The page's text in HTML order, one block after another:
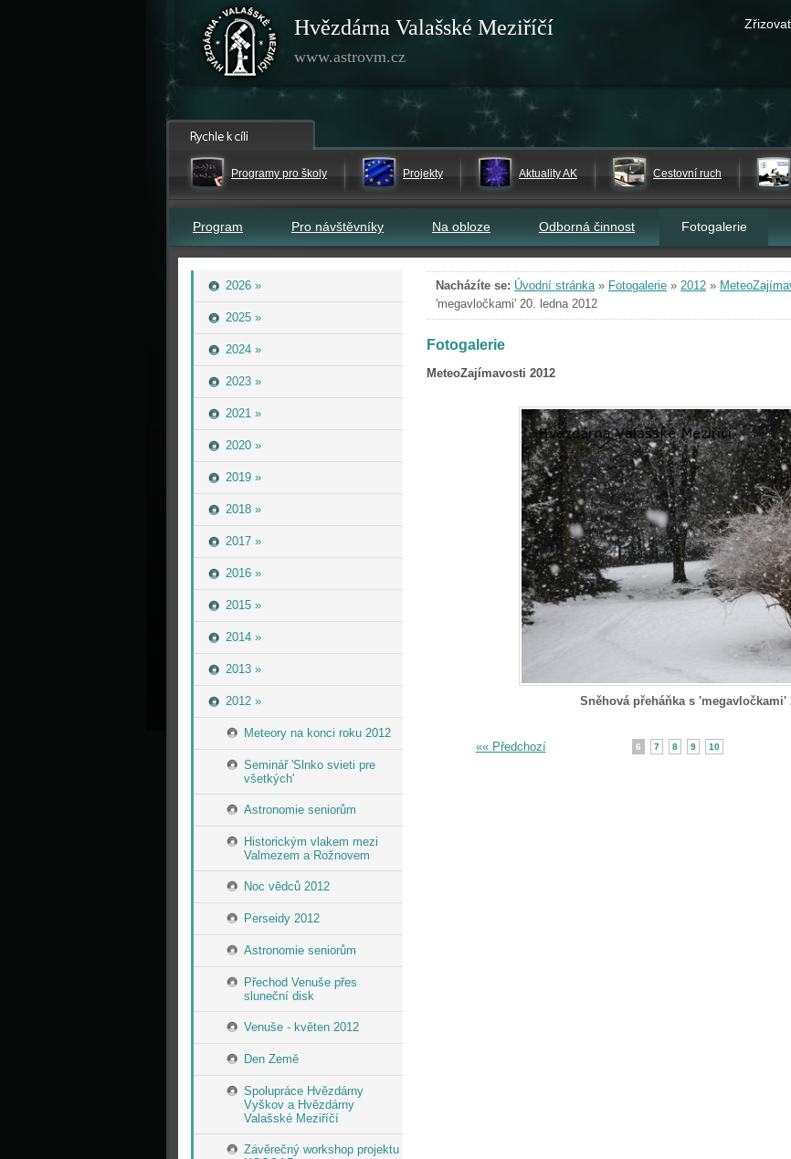
Hvězdárna Valašské Meziříčí
www.astrovm.cz
Programy pro školy Projekty Aktuality AK Cestovní ruch
Program Pro návštěvníky Na obloze Odborná činnost Fotogalerie
2026 »
2025 »
2024 »
2023 »
2021 »
2020 »
2019 »
2018 »
2017 »
2016 »
2015 »
2014 »
2013 »
2012 »
Meteory na konci roku 2012
Seminář 'Slnko svieti pre
všetkých'
Astronomie seniorům
Historickým vlakem mezi
Valmezem a Rožnovem
Noc vědců 2012
Perseidy 2012
Astronomie seniorům
Přechod Venuše přes
sluneční disk
Venuše - květen 2012
Den Země
Spolupráce Hvězdárny
Vyškov a Hvězdárny
Valašské Meziříčí
Závěrečný workshop projektu
Nacházíte se: Úvodní stránka» Fotogalerie » 2012 »
'megavločkami' 20. ledna 2012
Fotogalerie
MeteoZajímavosti 2012
Sněhová přeháňka s 'megavločkami'
«« Předchozí 6 7 8 9 10